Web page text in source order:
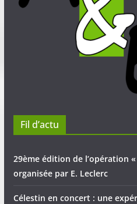
Fil d’actu
29ème édition de l’opération
organisée par E. Leclerc
Célestin en concert : une